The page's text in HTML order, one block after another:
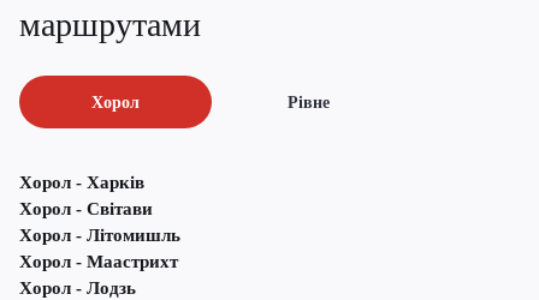
маршрутами
Хорол Рівне
Хорол - Харків
Хорол - Світави
Хорол - Літомишль
Хорол - Маастрихт
Хорол - Лодзь